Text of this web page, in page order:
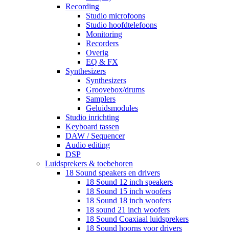
Recording
Studio microfoons
Studio hoofdtelefoons
Monitoring
Recorders
Overig
EQ & FX
Synthesizers
Synthesizers
Groovebox/drums
Samplers
Geluidsmodules
Studio inrichting
Keyboard tassen
DAW / Sequencer
Audio editing
DSP
Luidsprekers & toebehoren
18 Sound speakers en drivers
18 Sound 12 inch speakers
18 Sound 15 inch woofers
18 Sound 18 inch woofers
18 sound 21 inch woofers
18 Sound Coaxiaal luidsprekers
18 Sound hoorns voor drivers